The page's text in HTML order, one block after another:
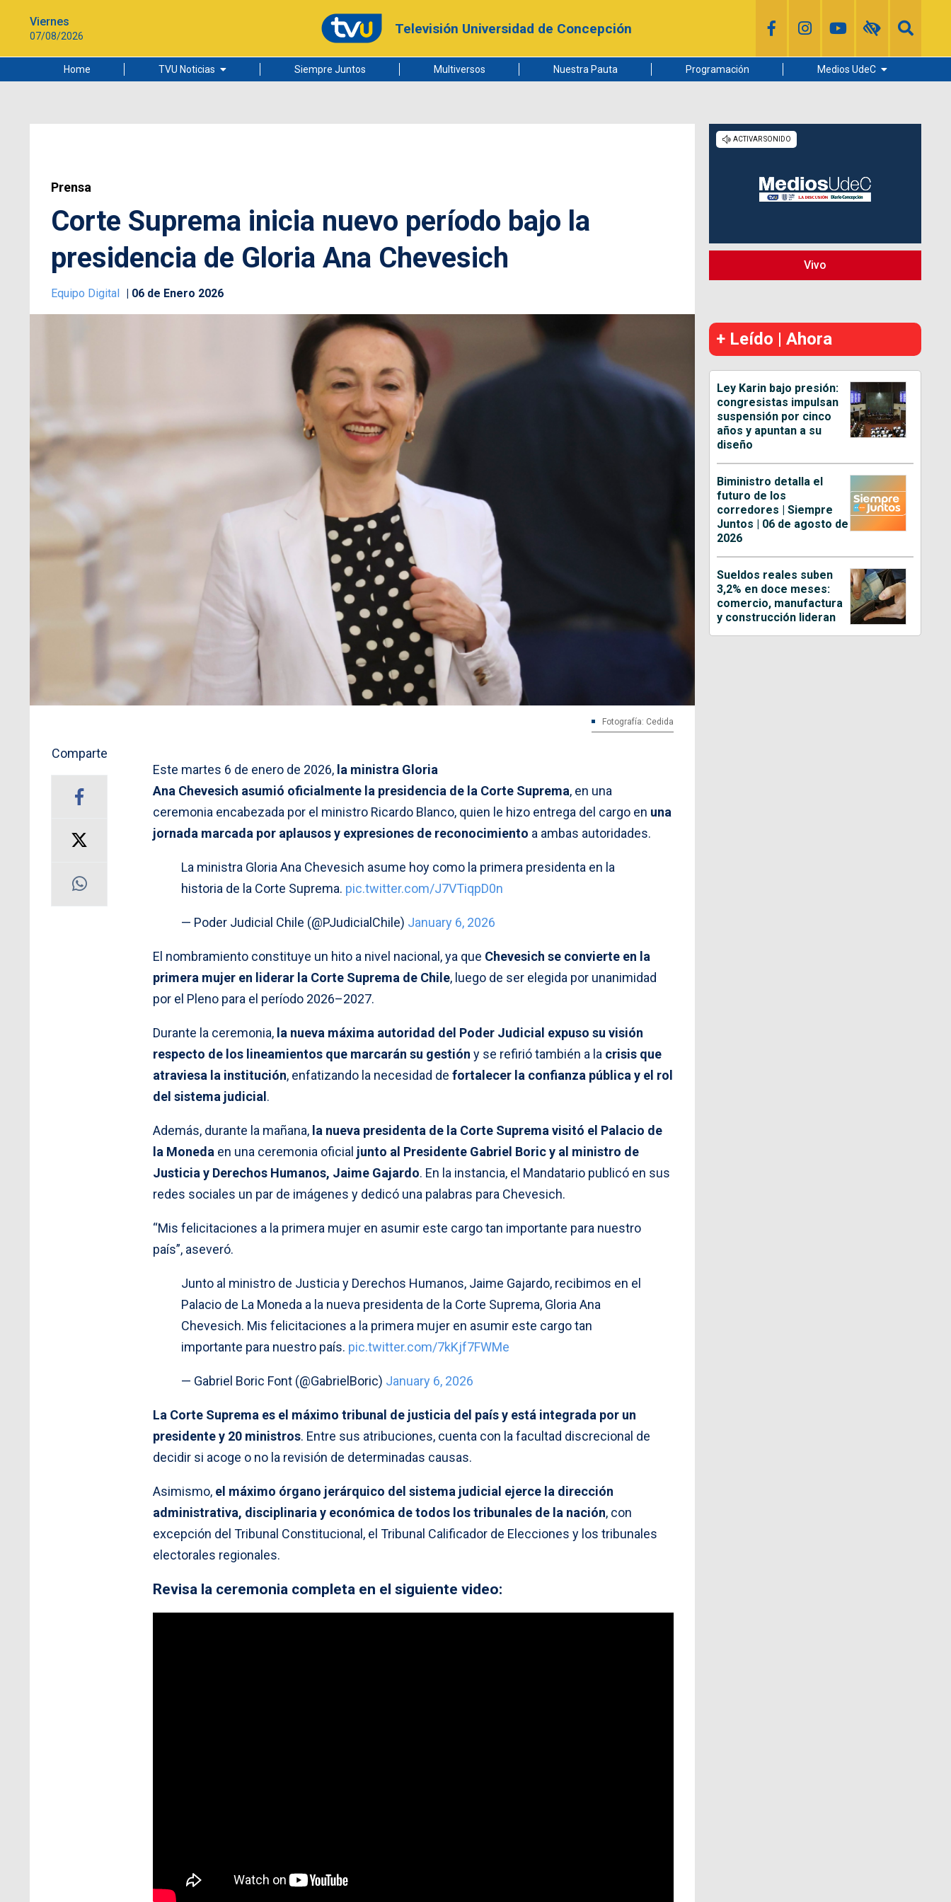
Viernes
07/08/2026 Televisión Universidad de Concepción
Home TVU Noticias
Ciudad
Siempre Juntos Multiversos Nuestra Pauta Programación Medios UdeC
Radio UdeC
Noticias UdeC
Prensa
Corte Suprema inicia nuevo período bajo la
presidencia de Gloria Ana Chevesich
Equipo Digital 06 de Enero 2026
Fotografía: Cedida
Comparte
Este martes 6 de enero de 2026, la ministra Gloria
Ana Chevesich asumió oficialmente la presidencia de la Corte Suprema, en una
ceremonia encabezada por el ministro Ricardo Blanco, quien le hizo entrega del cargo en una
jornada marcada por aplausos y expresiones de reconocimiento a ambas autoridades.
La ministra Gloria Ana Chevesich asume hoy como la primera presidenta en la
historia de la Corte Suprema. pic.twitter.com/J7VTiqpD0n
— Poder Judicial Chile (@PJudicialChile) January 6, 2026
El nombramiento constituye un hito a nivel nacional, ya que Chevesich se convierte en la
primera mujer en liderar la Corte Suprema de Chile, luego de ser elegida por unanimidad
por el Pleno para el período 2026–2027.
Durante la ceremonia, la nueva máxima autoridad del Poder Judicial expuso su visión
respecto de los lineamientos que marcarán su gestión y se refirió también a la crisis que
atraviesa la institución, enfatizando la necesidad de fortalecer la confianza pública y el rol
del sistema judicial .
Además, durante la mañana, la nueva presidenta de la Corte Suprema visitó el Palacio de
la Moneda en una ceremonia oficial junto al Presidente Gabriel Boric y al ministro de
Justicia y Derechos Humanos, Jaime Gajardo. En la instancia, el Mandatario publicó en sus
redes sociales un par de imágenes y dedicó una palabras para Chevesich.
“Mis felicitaciones a la primera mujer en asumir este cargo tan importante para nuestro
país”, aseveró.
Junto al ministro de Justicia y Derechos Humanos, Jaime Gajardo, recibimos en el
Palacio de La Moneda a la nueva presidenta de la Corte Suprema, Gloria Ana
Chevesich. Mis felicitaciones a la primera mujer en asumir este cargo tan
importante para nuestro país. pic.twitter.com/7kKjf7FWMe
— Gabriel Boric Font (@GabrielBoric) January 6, 2026
La Corte Suprema es el máximo tribunal de justicia del país y está integrada por un
presidente y 20 ministros. Entre sus atribuciones, cuenta con la facultad discrecional de
decidir si acoge o no la revisión de determinadas causas.
Asimismo, el máximo órgano jerárquico del sistema judicial ejerce la dirección
administrativa, disciplinaria y económica de todos los tribunales de la nación, con
excepción del Tribunal Constitucional, el Tribunal Calificador de Elecciones y los tribunales
electorales regionales.
Revisa la ceremonia completa en el siguiente video:
Vivo
+ Leído | Ahora
Ley Karin bajo presión:
congresistas impulsan
suspensión por cinco
años y apuntan a su
diseño
Biministro detalla el
futuro de los
corredores | Siempre
Juntos | 06 de agosto de
2026
Sueldos reales suben
3,2% en doce meses:
comercio, manufactura
y construcción lideran